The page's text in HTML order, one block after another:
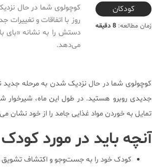
2020-07-03T12:15:18+04:30
کودکان
زمان مطالعه:8 دقیقه
کوچولوی شما در حال
روز با اتفاقات و
دستش را به نشانه «بای
می‌دهد.
کوچولوی شما در حال نزدیک شدن به مرحله جدید
جدیدی روبرو هستید. در طول این ماه، شیرخوار
تمایل به خوردن مواد غذایی جامد را از خود نشان
آنچه باید در مورد
کودک خود را به جست‌وجو و اکتشاف تشویق